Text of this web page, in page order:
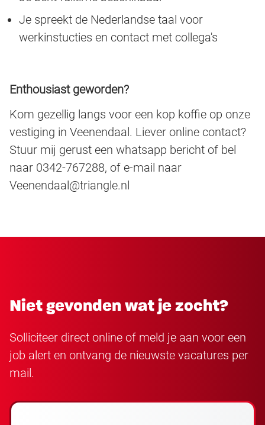
Je spreekt de Nederlandse taal voor
werkinstucties en contact met collega's
Enthousiast geworden?
Kom gezellig langs voor een kop koffie op onze
vestiging in Veenendaal. Liever online contact?
Stuur mij gerust een whatsapp bericht of bel
naar 0342-767288, of e-mail naar
Veenendaal@triangle.nl
Niet gevonden wat je zocht?
Solliciteer direct online of meld je aan voor een
job alert en ontvang de nieuwste vacatures per
mail.